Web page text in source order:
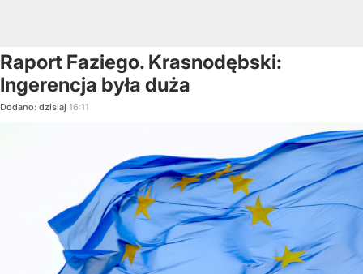
Raport Faziego. Krasnodębski:
Ingerencja była duża
Dodano: dzisiaj 16:11